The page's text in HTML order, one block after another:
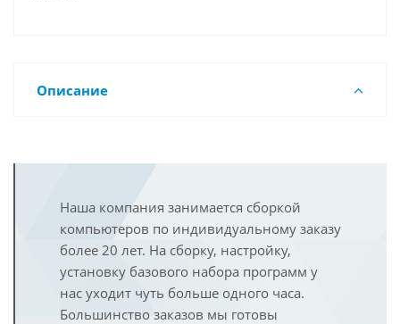
Описание
Наша компания занимается сборкой
компьютеров по индивидуальному заказу
более 20 лет. На сборку, настройку,
установку базового набора программ у
нас уходит чуть больше одного часа.
Большинство заказов мы готовы